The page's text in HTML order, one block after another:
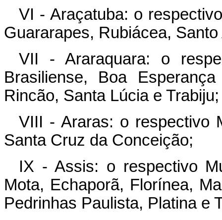
VI - Araçatuba: o
Guararapes, Rubiácea,
VII - Araraquara: o
Brasiliense, Boa
Rincão, Santa Lúcia e Trabiju;
VIII - Araras: o respectivo
Santa Cruz da Conceição;
IX - Assis: o respectivo
Mota, Echaporã, Florínea,
Pedrinhas Paulista, Platina e